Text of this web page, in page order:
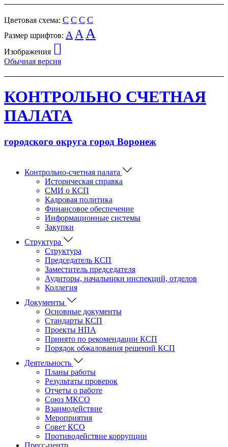
Цветовая схема: C C C C
Размер шрифтов: A A A
Изображения
Обычная версия
КОНТРОЛЬНО СЧЕТНАЯ
ПАЛАТА
городского округа город Воронеж
Контрольно-счетная палата
Историческая справка
СМИ о КСП
Кадровая политика
Финансовое обеспечение
Информационные системы
Закупки
Структура
Структура
Председатель КСП
Заместитель председателя
Аудиторы, начальники инспекций, отделов
Коллегия
Документы
Основные документы
Стандарты КСП
Проекты НПА
Принято по рекомендации КСП
Порядок обжалования решений КСП
Деятельность
Планы работы
Результаты проверок
Отчеты о работе
Союз МКСО
Взаимодействие
Мероприятия
Совет КСО
Противодействие коррупции
Пресс-центр